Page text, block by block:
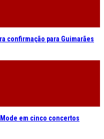
confirmação para Guimarães
em cinco concertos